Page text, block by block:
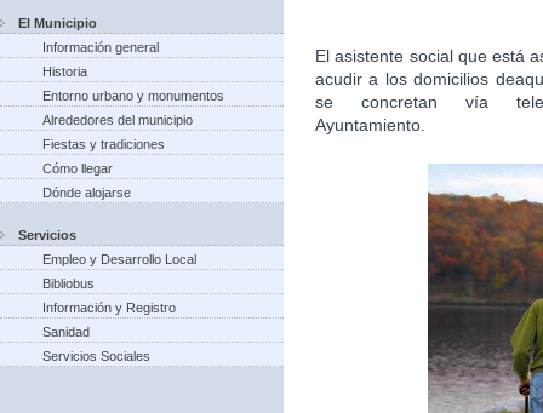
El Municipio
Información general
Historia
Entorno urbano y monumentos
Alrededores del municipio
Fiestas y tradiciones
Cómo llegar
Dónde alojarse
Servicios
Empleo y Desarrollo Local
Bibliobus
Información y Registro
Sanidad
Servicios Sociales
El asistente social que está
acudir a los domicilios
se concretan vía
Ayuntamiento.